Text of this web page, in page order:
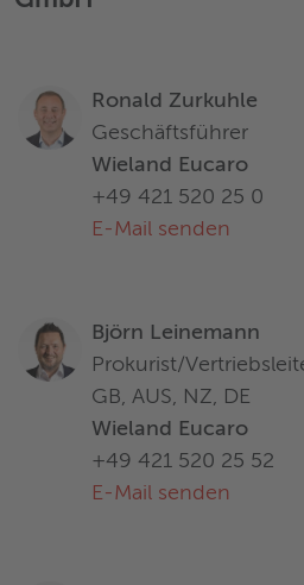
Ronald Zurkuhle
Geschäftsführer
Wieland Eucaro
+49 421 520 25 0
E-Mail senden
Björn Leinemann
Prokurist/
GB, AUS, NZ, DE
Wieland Eucaro
+49 421 520 25 52
E-Mail senden